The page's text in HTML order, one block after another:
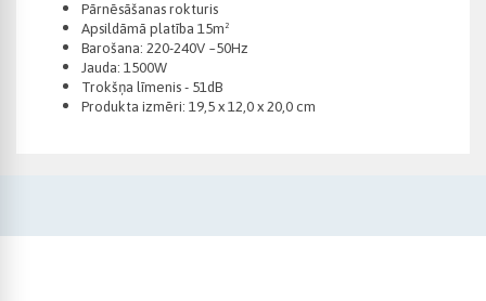
Pārnēsāšanas rokturis
Apsildāmā platība 15m²
Barošana: 220-240V ~50Hz
Jauda: 1500W
Trokšņa līmenis - 51dB
Produkta izmēri: 19,5 x 12,0 x 20,0 cm